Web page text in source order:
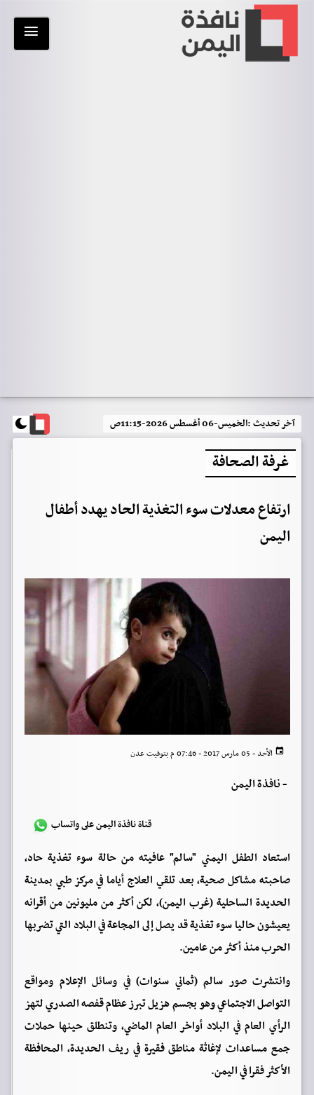
آخر تحديث :الخميس-06 أغسطس 2026-11:15ص
غرفة الصحافة
ارتفاع معدلات سوء التغذية الحاد يهدد أطفال
اليمن
الأحد - 05 مارس 2017 - 07:46 م بتوقيت عدن
-نافذة اليمن
قناة نافذة اليمن على واتساب
استعاد الطفل اليمني "سالم" عافيته من حالة سوء تغذية حاد،
صاحبته مشاكل صحية، بعد تلقي العلاج أياما في مركز طبي بمدينة
الحديدة الساحلية (غرب اليمن)، لكن أكثر من مليونين من أقرانه
يعيشون حاليا سوء تغذية قد يصل إلى المجاعة في البلاد التي تضربها
الحرب منذ أكثر من عامين.
وانتشرت صور سالم (ثماني سنوات) في وسائل الإعلام ومواقع
التواصل الاجتماعي وهو بجسم هزيل تبرز عظام قفصه الصدري لتهز
الرأي العام في البلاد أواخر العام الماضي، وتنطلق حينها حملات
جمع مساعدات لإغاثة مناطق فقيرة في ريف الحديدة، المحافظة
الأكثر فقرا في اليمن.